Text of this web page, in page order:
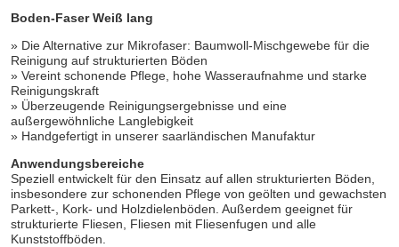
Boden-Faser Weiß lang
» Die Alternative zur Mikrofaser: Baumwoll-Mischgewebe für die
Reinigung auf strukturierten Böden
» Vereint schonende Pflege, hohe Wasseraufnahme und starke
Reinigungskraft
» Überzeugende Reinigungsergebnisse und eine
außergewöhnliche Langlebigkeit
» Handgefertigt in unserer saarländischen Manufaktur
Anwendungsbereiche
Speziell entwickelt für den Einsatz auf allen strukturierten Böden,
insbesondere zur schonenden Pflege von geölten und gewachsten
Parkett-, Kork- und Holzdielenböden. Außerdem geeignet für
strukturierte Fliesen, Fliesen mit Fliesenfugen und alle
Kunststoffböden.